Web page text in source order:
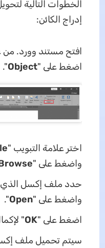
الخطوات التالية
إدراج الكائن:
افتح مستند وورد. من
اضغط على "Object
".
اختر علامة التبويب "
واضغط على "
حدد ملف إكسل الذي
واضغط على "Open
".
اضغط على "OK
"
سيتم تحميل ملف